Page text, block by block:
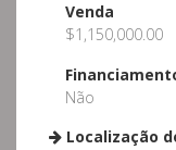
Venda
$1,150,000.00
Não
Localização